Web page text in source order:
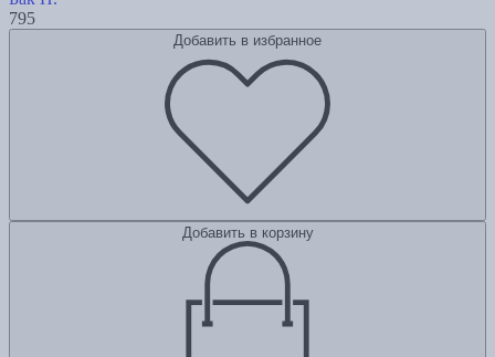
795
Добавить в избранное
Добавить в корзину